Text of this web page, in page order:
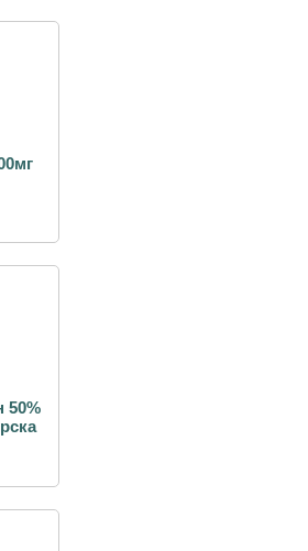
50%